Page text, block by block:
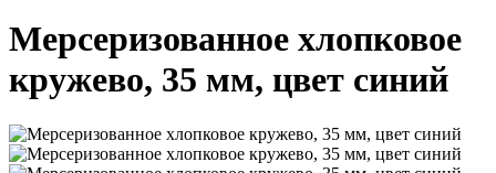
Мерсеризованное хлопковое
кружево, 35 мм, цвет синий